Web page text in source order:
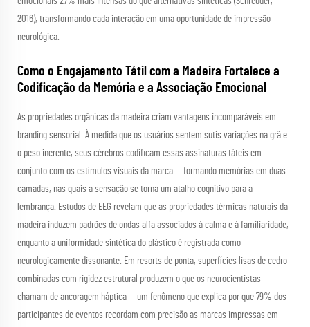
2016), transformando cada interação em uma oportunidade de impressão
neurológica.
Como o Engajamento Tátil com a Madeira Fortalece a
Codificação da Memória e a Associação Emocional
As propriedades orgânicas da madeira criam vantagens incomparáveis em
branding sensorial. À medida que os usuários sentem sutis variações na grã e
o peso inerente, seus cérebros codificam essas assinaturas táteis em
conjunto com os estímulos visuais da marca — formando memórias em duas
camadas, nas quais a sensação se torna um atalho cognitivo para a
lembrança. Estudos de EEG revelam que as propriedades térmicas naturais da
madeira induzem padrões de ondas alfa associados à calma e à familiaridade,
enquanto a uniformidade sintética do plástico é registrada como
neurologicamente dissonante. Em resorts de ponta, superfícies lisas de cedro
combinadas com rigidez estrutural produzem o que os neurocientistas
chamam de ancoragem háptica — um fenômeno que explica por que 79% dos
participantes de eventos recordam com precisão as marcas impressas em